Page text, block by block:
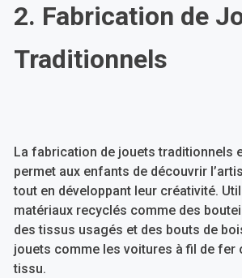
2. Fabrication de
Traditionnels
La fabrication de jouets traditionnels
permet aux enfants de découvrir
tout en développant leur créativité.
matériaux recyclés comme des
des tissus usagés et des bouts de
jouets comme les voitures à fil de fer
tissu.